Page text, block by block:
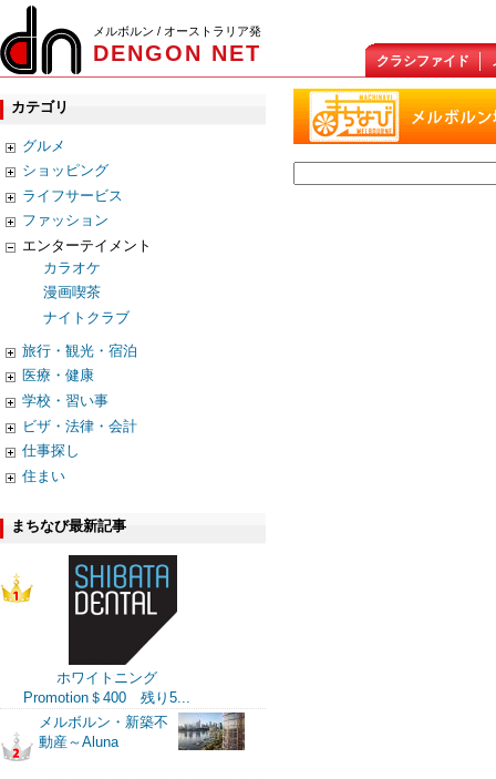
メルボルン / オーストラリア発
DENGON NET クラシファイド
カテゴリ
グルメ
ショッピング
ライフサービス
ファッション
エンターテイメント
カラオケ
漫画喫茶
ナイトクラブ
旅行・観光・宿泊
医療・健康
学校・習い事
ビザ・法律・会計
仕事探し
住まい
まちなび最新記事
ホワイトニング
Promotion＄400 残り5...
メルボルン・新築不
動産～Aluna